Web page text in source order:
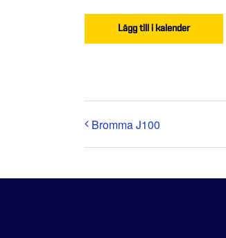
Lägg till i kalender
Bromma J100